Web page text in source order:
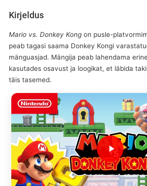
Kirjeldus
Mario vs. Donkey Kong on pusle-
peab tagasi saama Donkey Kongi
mänguasjad. Mängija peab lahendama
kasutades osavust ja loogikat, et läbida
täis tasemed.